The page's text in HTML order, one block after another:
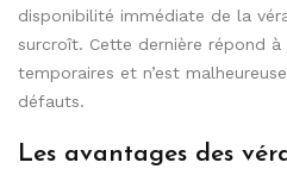
disponibilité immédiate de la
surcroît. Cette dernière répond
temporaires et n’est
défauts.
Les avantages des